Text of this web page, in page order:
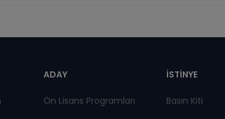
ADAY
Ön Lisans Programları
İSTİNYE
Basın Kiti